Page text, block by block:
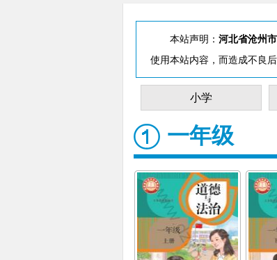
本站声明： 河北省沧州
使用本站内容，而造成不良
小学
一年级